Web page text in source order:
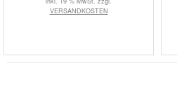
VERSANDKOSTEN